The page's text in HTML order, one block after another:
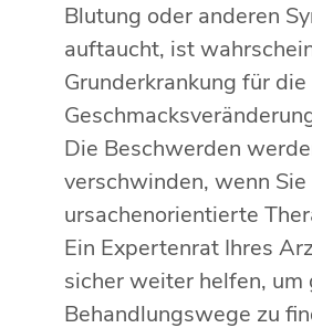
Blutung oder anderen
auftaucht, ist
Grunderkrankung für die
Die Beschwerden
verschwinden, wenn Sie
ursachenorientierte
Ein Expertenrat Ihres
sicher weiter helfen, um
Behandlungswege zu